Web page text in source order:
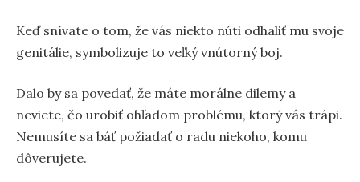
Keď snívate o tom, že vás niekto núti odhaliť mu svoje
genitálie, symbolizuje to veľký vnútorný boj.
Dalo by sa povedať, že máte morálne dilemy a
neviete, čo urobiť ohľadom problému, ktorý vás trápi.
Nemusíte sa báť požiadať o radu niekoho, komu
dôverujete.